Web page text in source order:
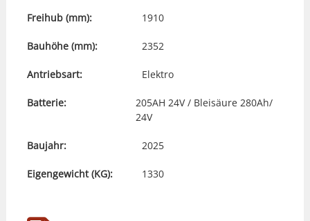
Freihub (mm): 1910
Bauhöhe (mm): 2352
Antriebsart: Elektro
Batterie:
205AH 24V / Bleisäure 280Ah/
24V
Baujahr: 2025
Eigengewicht (KG): 1330